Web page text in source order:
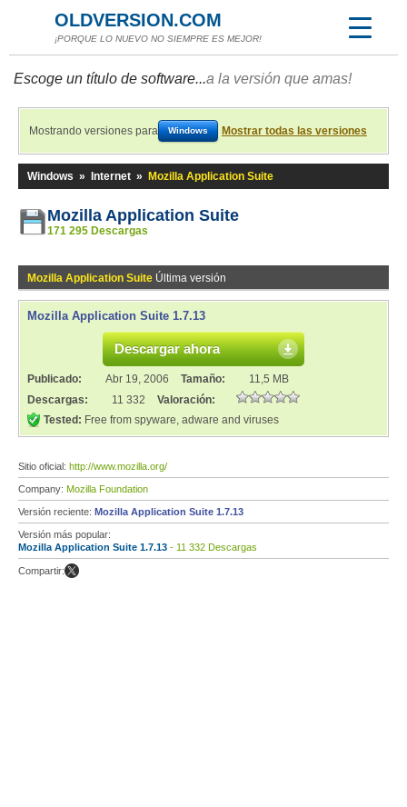
OLDVERSION.COM
¡PORQUE LO NUEVO NO SIEMPRE ES MEJOR!
Escoge un título de software...a la versión que amas!
Mostrando versiones para Windows Mostrar todas las versiones
Windows » Internet » Mozilla Application Suite
Mozilla Application Suite
171 295 Descargas
Mozilla Application Suite Última versión
Mozilla Application Suite 1.7.13
Descargar ahora
Publicado: Abr 19, 2006 Tamaño:
11,5 MB
Descargas:
11 332
Valoración:
Tested: Free from spyware, adware and viruses
Sitio oficial: http://www.mozilla.org/
Company: Mozilla Foundation
Versión reciente: Mozilla Application Suite 1.7.13
Versión más popular:
Mozilla Application Suite 1.7.13 - 11 332 Descargas
Compartir: